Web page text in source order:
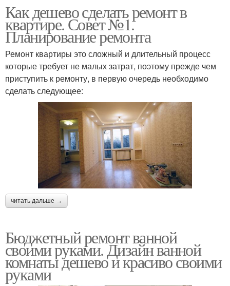
Как дешево сделать ремонт в
квартире. Совет №1.
Планирование ремонта
Ремонт квартиры это сложный и длительный процесс
которые требует не малых затрат, поэтому прежде чем
приступить к ремонту, в первую очередь необходимо
сделать следующее:
читать дальше →
Бюджетный ремонт ванной
своими руками. Дизайн ванной
комнаты дешево и красиво своими
руками